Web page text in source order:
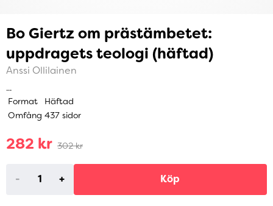
Bo Giertz om prästämbetet:
uppdragets teologi (häftad)
Anssi Ollilainen
...
Format
Häftad
Omfång 437 sidor
282 kr 302 kr
- + Köp